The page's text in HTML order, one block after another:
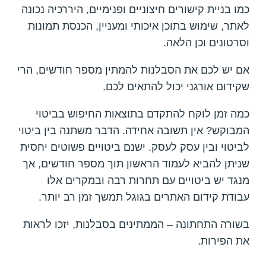
כמו בניית קישורים חיצוניים ופנימיים, היררכיה נכונה
לאתר, שימוש בתוכן איכותי ומעניין, הכנסת תמונות
וסרטונים וכן הלאה.
אם יש לכם את הסבלנות להמתין מספר חודשים, הרי
שקידום אורגני יכול להתאים לכם.
כמה זמן לוקח להתקדם בתוצאות החיפוש בביטוי
המבוקש? אין תשובה אחידה. הדבר משתנה בין ביטוי
לביטוי ובין עסק לעסק. ישנם ביטויים פשוטים יחסית
שניתן להביא לעמוד הראשון תוך מספר חודשים, אך
מנגד יש ביטויים עם תחרות רבה ובמקרים אלו
עבודת קידום האתרים בגוגל תמשך זמן רב יותר.
בשורה התחתונה – הממתינים בסבלנות, יזכו לראות
את הפירות.